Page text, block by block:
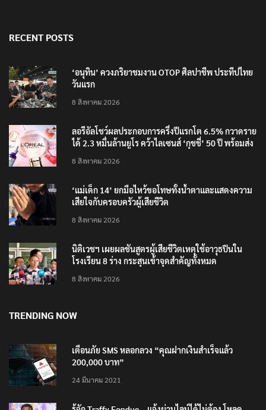
RECENT POSTS
‘อนุทิน’ ควงภริยาชมงาน OTOP ศิลปาชีพ ประทีปไทย
วันแรก
8 สิงหาคม 2026
ลอรีอัลโชว์ผลประกอบการครึ่งปีแรกโต 6.5% กวาดราย
ได้ 2.3 หมื่นล้านยูโร คว้าไลเซนส์ ‘กุชชี่’ 50 ปี พร้อมส่ง
8 สิงหาคม 2026
‘แม่เด็ก 14’ ยกมือไหว้ขอโทษทั้งน้ำตาและแสดงความ
เสียใจกับครอบครัวผู้เสียชีวิต
8 สิงหาคม 2026
นิติเวชฯ เผยผลชันสูตรผู้เสียชีวิตเหตุใช้อาวุธปืนใน
โรงเรียน 8 ร่าง กระสุนเข้าจุดสำคัญทั้งหมด
8 สิงหาคม 2026
TRENDING NOW
เตือนภัย SMS หลอกลวง “คุณฝากเงินสำเร็จแล้ว
200,000 บาท”
24 มีนาคม 2021